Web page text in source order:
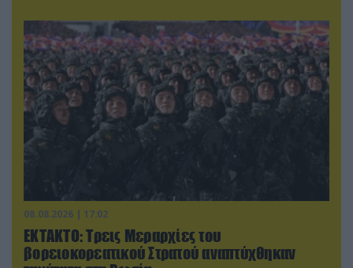
08.08.2026 | 17:02
ΕΚΤΑΚΤΟ: Τρεις Μεραρχίες του
βορειοκορεατικού Στρατού αναπτύχθηκαν